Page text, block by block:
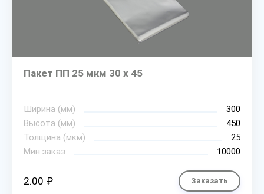
Пакет ПП 25 мкм 30 х 45
Ширина (мм)
300
Высота (мм)
450
Толщина (мкм)
25
Мин.заказ
10000
2.00 ₽ Заказать